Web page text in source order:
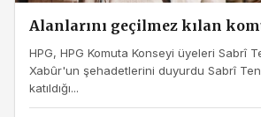
Alanlarını geçilmez kılan
HPG, HPG Komuta Konseyi üyeleri Sabrî
Xabûr'un şehadetlerini duyurdu Sabrî
katıldığı...